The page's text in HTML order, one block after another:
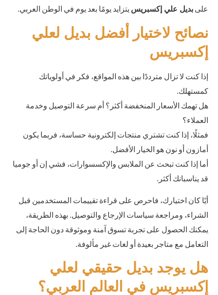
على بديل علي إكسبريس يتزايد يومًا بعد يوم في الوطن العربي.
نصائح لاختيار أفضل بديل لعلي
إكسبريس
إذا كنت لا تزال مترددًا بين هذه المواقع، فكر في أولوياتك
كمستهلك.
هل تهمك الأسعار المنخفضة أكثر؟ أم سرعة التوصيل وخدمة
العملاء؟
فمثلًا، إذا كنت تشتري منتجات إلكترونية حساسة، فربما يكون
أمازون أو نون هو الخيار الأفضل.
أما إذا كنت تبحث عن الملابس والإكسسوارات، فشي إن أو جوميا
قد يناسبانك أكثر.
أيًا كان اختيارك، فاحرص على قراءة تقييمات المستخدمين قبل
الشراء، ومراجعة سياسات الإرجاع والتوصيل. بهذه الطريقة،
يمكنك الحصول على تجربة تسوق آمنة وموثوقة دون الحاجة إلى
التعامل مع متاجر بعيدة أو لغات غير مألوفة.
هل يوجد بديل حقيقي لعلي
إكسبريس في العالم العربي؟